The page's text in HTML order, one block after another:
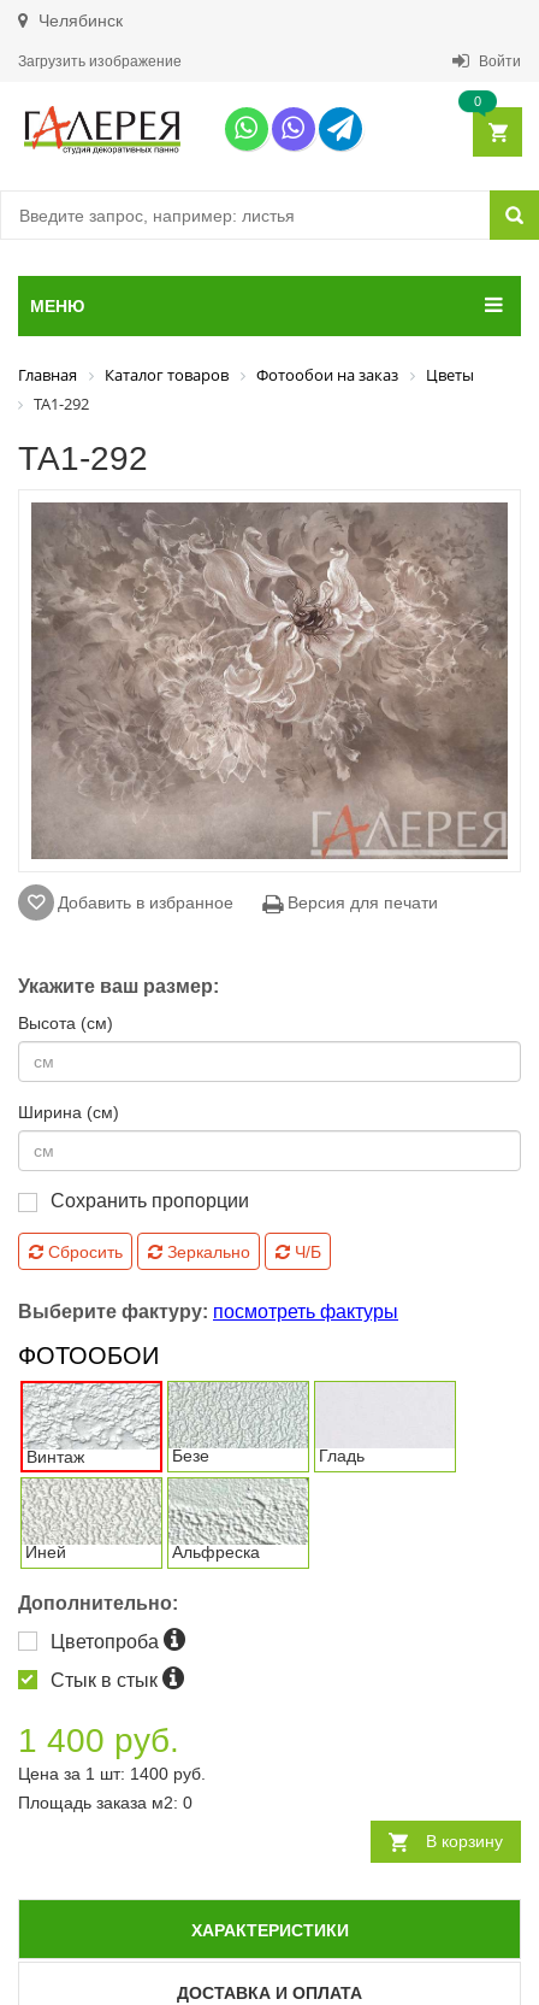
Челябинск
Загрузить изображение Войти
0
МЕНЮ
Главная Каталог товаров Фотообои на заказ
Цветы
ТА1-292
ТА1-292
Добавить в избранное Версия для печати
Укажите ваш размер:
Высота (см)
Ширина (см)
Сохранить пропорции
Сбросить Зеркально Ч/Б
Выберите фактуру: посмотреть фактуры
ФОТООБОИ
Винтаж Безе Гладь
Иней Альфреска
Дополнительно:
Цветопроба
Стык в стык
1 400 руб.
Цена за 1 шт: 1400 руб.
Площадь заказа м2: 0
В корзину
ХАРАКТЕРИСТИКИ
ДОСТАВКА И ОПЛАТА